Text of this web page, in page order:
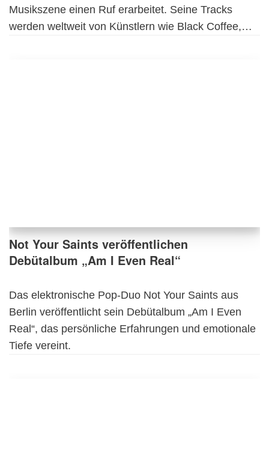
Musikszene einen Ruf erarbeitet. Seine Tracks
werden weltweit von Künstlern wie Black Coffee,…
Not Your Saints veröffentlichen
Debütalbum „Am I Even Real“
Das elektronische Pop-Duo Not Your Saints aus
Berlin veröffentlicht sein Debütalbum „Am I Even
Real“, das persönliche Erfahrungen und emotionale
Tiefe vereint.